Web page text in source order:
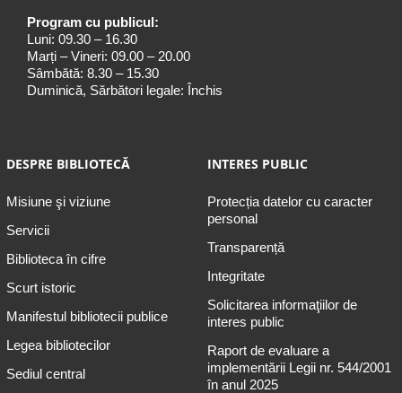
Program cu publicul:
Luni: 09.30 – 16.30
Marți – Vineri: 09.00 – 20.00
Sâmbătă: 8.30 – 15.30
Duminică, Sărbători legale: Închis
DESPRE BIBLIOTECĂ
Misiune şi viziune
Servicii
Biblioteca în cifre
Scurt istoric
Manifestul bibliotecii publice
Legea bibliotecilor
Sediul central
INTERES PUBLIC
Protecția datelor cu caracter
personal
Transparență
Integritate
Solicitarea informaţiilor de
interes public
Raport de evaluare a
implementării Legii nr. 544/2001
în anul 2025